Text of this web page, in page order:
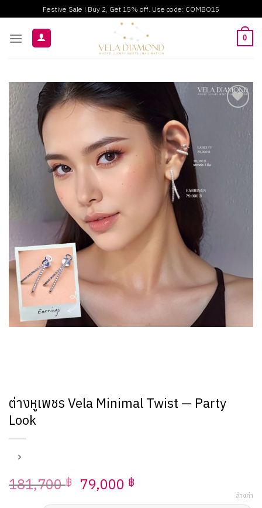
ไป
Festive Sale ! Buy 2, Get 15% off. Use code: COMBO15
0
ต่างหูเพชร Vela Minimal Twist — Party
Look
181,700฿ Original
price
79,000 ฿Current
ล้างค่า